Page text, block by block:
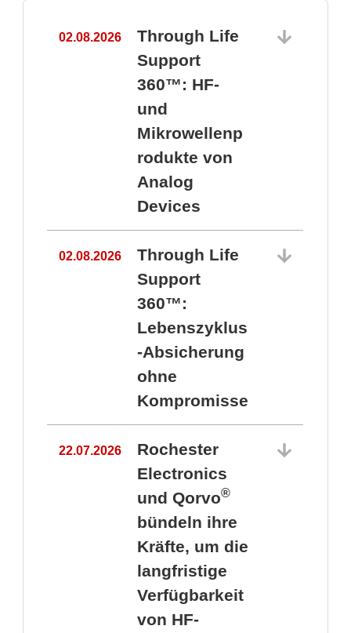
02.08.2026
Through Life
Support
360™: HF-
und
Mikrowellenp
rodukte von
Analog
Devices
02.08.2026
Through Life
Support
360™:
Lebenszyklus
-Absicherung
ohne
Kompromisse
22.07.2026
Rochester
Electronics
und Qorvo®
bündeln ihre
Kräfte, um die
langfristige
Verfügbarkeit
von HF-